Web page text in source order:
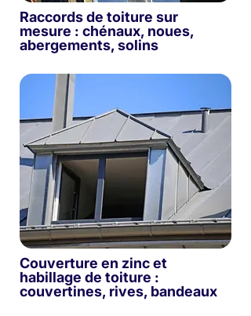
Raccords de toiture sur
mesure : chénaux, noues,
abergements, solins
Couverture en zinc et
habillage de toiture :
couvertines, rives, bandeaux